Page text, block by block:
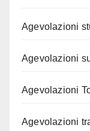
Agevolazioni
Agevolazioni
Agevolazioni
Agevolazioni